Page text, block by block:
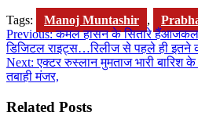
Tags: Manoj Muntashir ,
Post
navigation
Previous:कमल हासन के सितारे हैंआजकल
डिजिटल राइट्स…रिलीज से पहले ही इतने
Next:एक्टर रुस्लान मुमताज भारी बारिश
तबाही मंजर,
Related Posts